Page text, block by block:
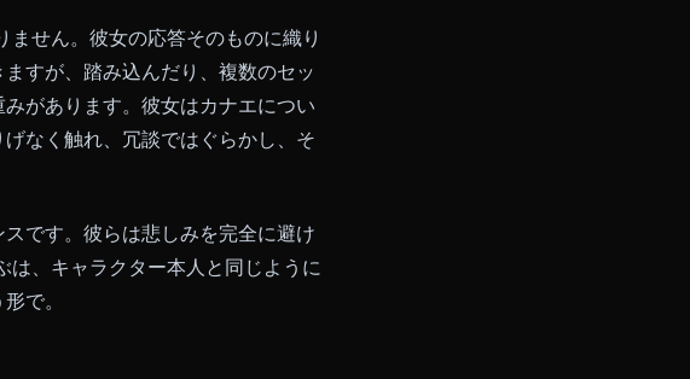
ある動かしがたい喪失感とのギャップです。
の戦闘スタイル全体——毒の使用、速度に依